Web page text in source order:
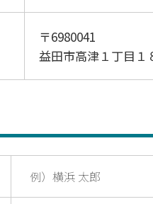
〒6980041
益田市高津１丁目１